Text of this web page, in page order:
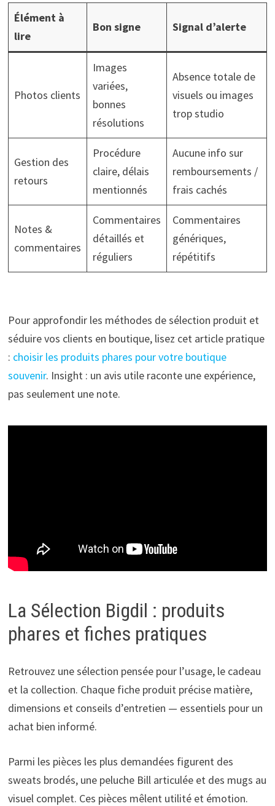
Élément à
lire
Bon signe Signal d’alerte
Photos clients
Images
variées,
bonnes
résolutions
Absence totale de
visuels ou images
trop studio
Gestion des
retours
Procédure
claire, délais
mentionnés
Aucune info sur
remboursements /
frais cachés
Notes &
commentaires
Commentaires
détaillés et
réguliers
Commentaires
génériques,
répétitifs
Pour approfondir les méthodes de sélection produit et
séduire vos clients en boutique, lisez cet article pratique
: choisir les produits phares pour votre boutique
souvenir. Insight : un avis utile raconte une expérience,
pas seulement une note.
La Sélection Bigdil : produits
phares et fiches pratiques
Retrouvez une sélection pensée pour l’usage, le cadeau
et la collection. Chaque fiche produit précise matière,
dimensions et conseils d’entretien — essentiels pour un
achat bien informé.
Parmi les pièces les plus demandées figurent des
sweats brodés, une peluche Bill articulée et des mugs au
visuel complet. Ces pièces mêlent utilité et émotion.